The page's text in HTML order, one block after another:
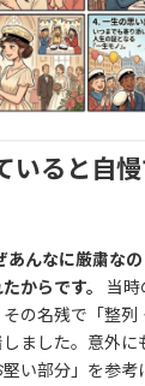
いると自
あんなに厳粛なの
からです。
当時
の名残で「整列
ました。意外に
い部分」を参考